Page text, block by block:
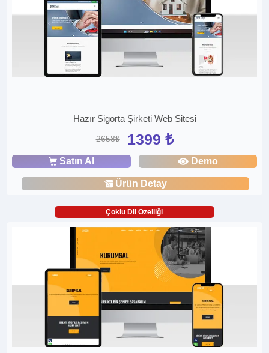
Hazır Sigorta Şirketi Web Sitesi
2658₺ 1399 ₺
Satın Al Demo
Ürün Detay
Çoklu Dil Özelliği